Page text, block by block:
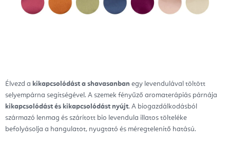
Élvezd a kikapcsolódást a shavasanban egy levendulával töltött
selyempárna segítségével. A szemek fényűző aromaterápiás párnája
kikapcsolódást és kikapcsolódást nyújt. A biogazdálkodásból
származó lenmag és szárított bio levendula illatos tölteléke
befolyásolja a hangulatot, nyugtató és méregtelenítő hatású.